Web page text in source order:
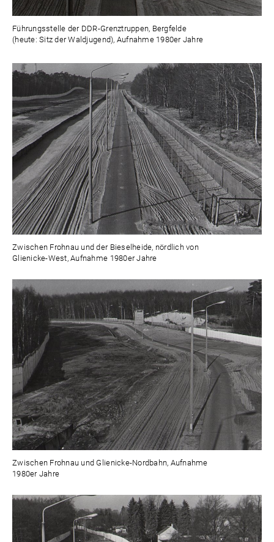
Führungsstelle der DDR-Grenztruppen, Bergfelde
(heute: Sitz der Waldjugend), Aufnahme 1980er Jahre
Zwischen Frohnau und der Bieselheide, nördlich von
Glienicke-West, Aufnahme 1980er Jahre
Zwischen Frohnau und Glienicke-Nordbahn, Aufnahme
1980er Jahre